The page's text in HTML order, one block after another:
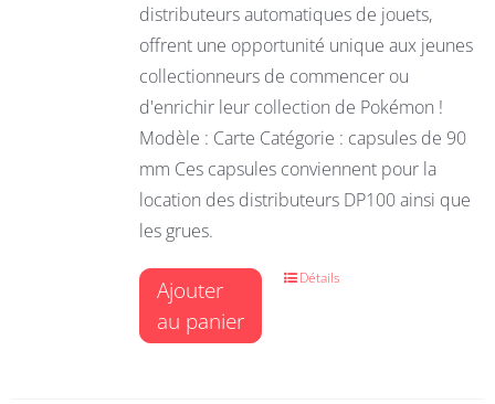
distributeurs automatiques de jouets,
offrent une opportunité unique aux jeunes
collectionneurs de commencer ou
d'enrichir leur collection de Pokémon !
Modèle : Carte Catégorie : capsules de 90
mm Ces capsules conviennent pour la
location des distributeurs DP100 ainsi que
les grues.
Ajouter
au panier
Détails